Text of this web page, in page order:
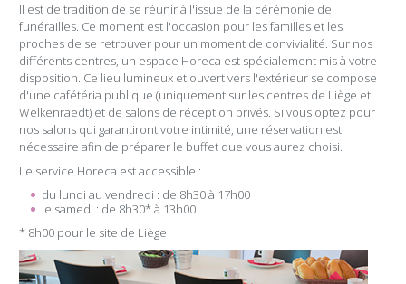
Il est de tradition de se réunir à l'issue de la cérémonie de
funérailles. Ce moment est l'occasion pour les familles et les
proches de se retrouver pour un moment de convivialité. Sur nos
différents centres, un espace Horeca est spécialement mis à votre
disposition. Ce lieu lumineux et ouvert vers l'extérieur se compose
d'une cafétéria publique (uniquement sur les centres de Liège et
Welkenraedt) et de salons de réception privés. Si vous optez pour
nos salons qui garantiront votre intimité, une réservation est
nécessaire afin de préparer le buffet que vous aurez choisi.
Le service Horeca est accessible :
du lundi au vendredi : de 8h30 à 17h00
le samedi : de 8h30* à 13h00
* 8h00 pour le site de Liège